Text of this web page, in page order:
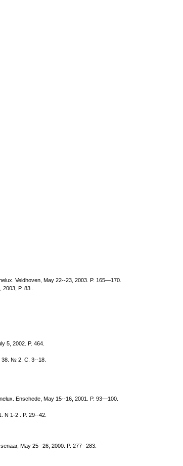
Veldhoven, May 22--23, 2003. P. 165—170.
P. 83 .
5, 2002. P. 464.
38. № 2. С. 3--18.
Enschede, May 15--16, 2001. P. 93—100.
N 1-2 . P. 29--42.
May 25--26, 2000. P. 277--283.